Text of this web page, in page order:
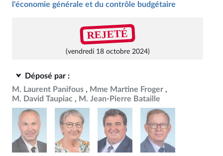
l'économie générale et du contrôle budgétaire
REJETÉ
(vendredi 18 octobre 2024)
Déposé par :
M. Laurent Panifous
Mme Martine Froger
M. David Taupiac
M. Jean-Pierre Bataille